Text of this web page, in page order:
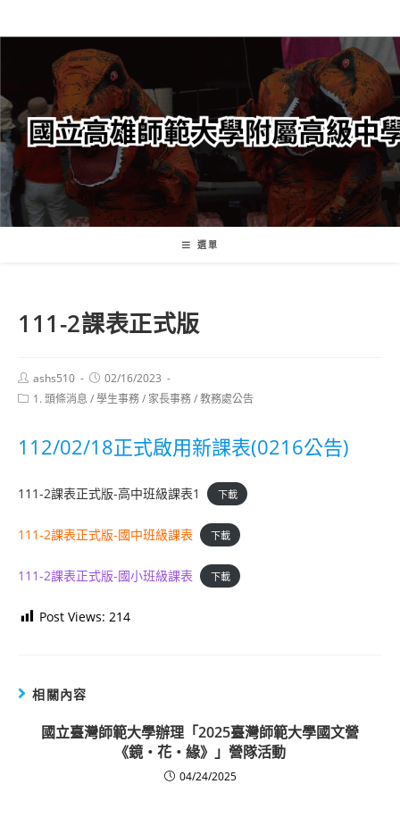
轉
要
內
容
選單
111-2課表正式版
Post
author:
ashs510
Post
published:
02/16/2023
Post1. 頭條消息 /學生事務/ 家長事務/教務處公告
112/02/18正式啟用新課表(0216公告)
111-2課表正式版-高中班級課表1 下載
111-2課表正式版-國中班級課表 下載
111-2課表正式版-國小班級課表 下載
Post Views: 214
相關內容
國立臺灣師範大學辦理「2025臺灣師範大學國文營
《鏡‧花‧緣》」營隊活動
04/24/2025